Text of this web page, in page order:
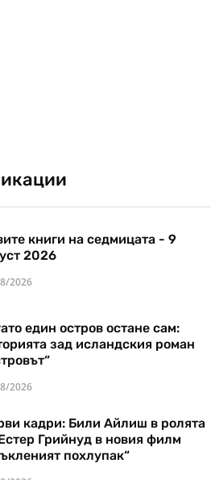
книги на седмицата - 9
2026
2026
един остров остане сам:
зад исландския роман
2026
кадри: Били Айлиш в ролята
Грийнуд в новия филм
похлупак“